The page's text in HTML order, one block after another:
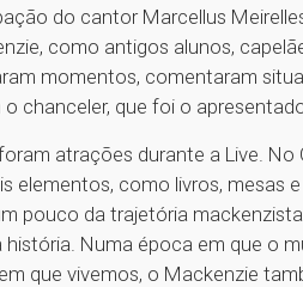
do cantor Marcellus
como antigos alunos,
momentos, comentaram
chanceler, que foi o
atrações durante a Live. No
elementos, como livros, mesas
pouco da trajetória
Numa época em que o
que vivemos, o Mackenzie